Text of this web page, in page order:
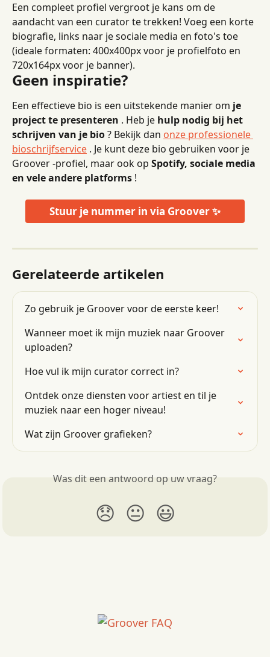
Een compleet profiel vergroot je kans om de
aandacht van een curator te trekken! Voeg een korte
biografie, links naar je sociale media en foto's toe
(ideale formaten: 400x400px voor je profielfoto en
720x164px voor je banner).
Geen inspiratie?
Een effectieve bio is een uitstekende manier om je
project te presenteren . Heb je hulp nodig bij het
schrijven van je bio ? Bekijk dan onze professionele
bioschrijfservice . Je kunt deze bio gebruiken voor je
Groover -profiel, maar ook op Spotify, sociale media
en vele andere platforms !
Stuur je nummer in via Groover ✨
Gerelateerde artikelen
Zo gebruik je Groover voor de eerste keer!
Wanneer moet ik mijn muziek naar Groover
uploaden?
Hoe vul ik mijn curator correct in?
Ontdek onze diensten voor artiest en til je
muziek naar een hoger niveau!
Wat zijn Groover grafieken?
Was dit een antwoord op uw vraag?
😞 😐 😃